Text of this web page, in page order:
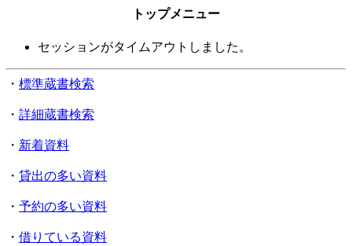
トップメニュー
セッションがタイムアウトしました。
・ 標準蔵書検索
・ 詳細蔵書検索
・ 新着資料
・ 貸出の多い資料
・ 予約の多い資料
・ 借りている資料